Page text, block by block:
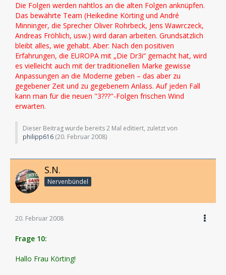
Die Folgen werden nahtlos an die alten Folgen anknüpfen.
Das bewährte Team (Heikedine Körting und André
Minninger, die Sprecher Oliver Rohrbeck, Jens Wawrczeck,
Andreas Fröhlich, usw.) wird daran arbeiten. Grundsätzlich
bleibt alles, wie gehabt. Aber: Nach den positiven
Erfahrungen, die EUROPA mit „Die Dr3i“ gemacht hat, wird
es vielleicht auch mit der traditionellen Marke gewisse
Anpassungen an die Moderne geben – das aber zu
gegebener Zeit und zu gegebenem Anlass. Auf jeden Fall
kann man für die neuen "3???"-Folgen frischen Wind
erwarten.
Dieser Beitrag wurde bereits 2 Mal editiert, zuletzt von
philipp616 (20. Februar 2008)
S.N.
Nervenbündel
20. Februar 2008
Frage 10:
Hallo Frau Körting!